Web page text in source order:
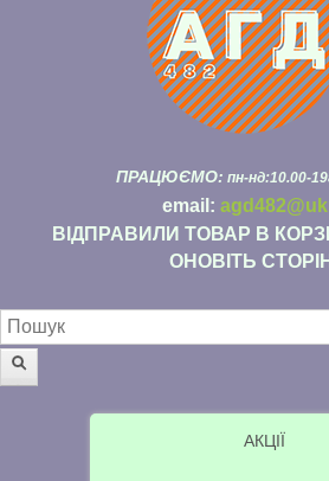
ПРАЦЮЄМО: пн-нд:10.00-
email:
ВІДПРАВИЛИ ТОВАР В
ОНОВІТЬ
Пошукова форма
АКЦІЇ